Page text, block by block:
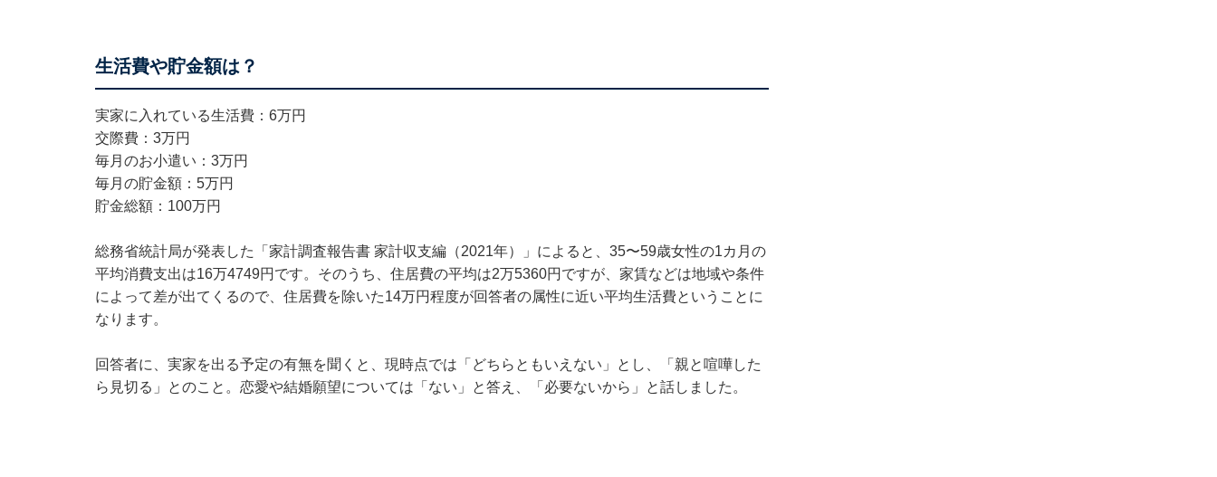
生活費や貯金額は？
実家に入れている生活費：6万円
交際費：3万円
毎月のお小遣い：3万円
毎月の貯金額：5万円
貯金総額：100万円
総務省統計局が発表した「家計調査報告書 家計収支編（2021年）」によると、35〜59歳女性の1カ月の
平均消費支出は16万4749円です。そのうち、住居費の平均は2万5360円ですが、家賃などは地域や条件
によって差が出てくるので、住居費を除いた14万円程度が回答者の属性に近い平均生活費ということに
なります。
回答者に、実家を出る予定の有無を聞くと、現時点では「どちらともいえない」とし、「親と喧嘩した
ら見切る」とのこと。恋愛や結婚願望については「ない」と答え、「必要ないから」と話しました。